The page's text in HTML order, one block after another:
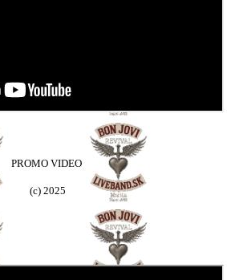
PROMO VIDEO
(c) 2025